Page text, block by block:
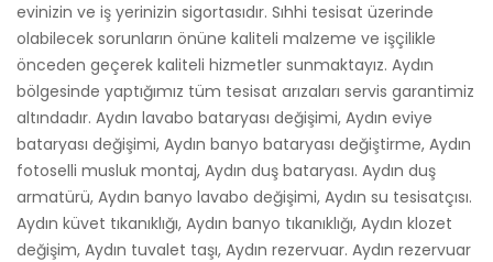
evinizin ve iş yerinizin sigortasıdır. Sıhhi tesisat üzerinde
olabilecek sorunların önüne kaliteli malzeme ve işçilikle
önceden geçerek kaliteli hizmetler sunmaktayız. Aydın
bölgesinde yaptığımız tüm tesisat arızaları servis garantimiz
altındadır. Aydın lavabo bataryası değişimi, Aydın eviye
bataryası değişimi, Aydın banyo bataryası değiştirme, Aydın
fotoselli musluk montaj, Aydın duş bataryası. Aydın duş
armatürü, Aydın banyo lavabo değişimi, Aydın su tesisatçısı.
Aydın küvet tıkanıklığı, Aydın banyo tıkanıklığı, Aydın klozet
değişim, Aydın tuvalet taşı, Aydın rezervuar. Aydın rezervuar